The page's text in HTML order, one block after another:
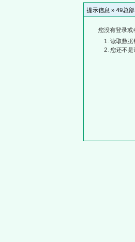
提示信息 » 49总
您没有登录或
读取数据
您还不是